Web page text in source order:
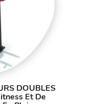
DOUBLES
Et De